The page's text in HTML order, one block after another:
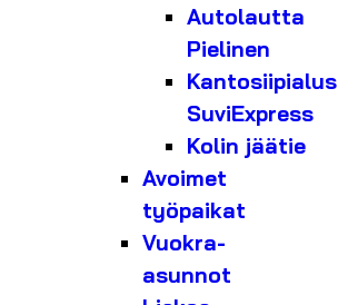
Autolautta
Pielinen
Kantosiipialus
SuviExpress
Kolin jäätie
Avoimet
työpaikat
Vuokra-
asunnot